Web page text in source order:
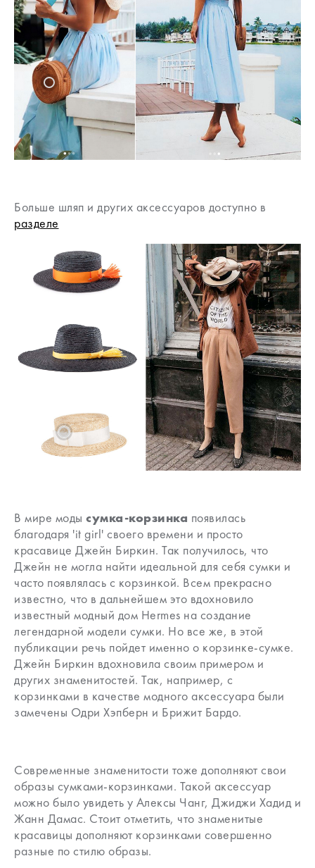
Больше шляп и других аксессуаров доступно в
разделе
В мире моды сумка-корзинка появилась
благодаря 'it girl' своего времени и просто
красавице Джейн Биркин. Так получилось, что
Джейн не могла найти идеальной для себя сумки и
часто появлялась с корзинкой. Всем прекрасно
известно, что в дальнейшем это вдохновило
известный модный дом Hermes на создание
легендарной модели сумки. Но все же, в этой
публикации речь пойдет именно о корзинке-сумке.
Джейн Биркин вдохновила своим примером и
других знаменитостей. Так, например, с
корзинками в качестве модного аксессуара были
замечены Одри Хэпберн и Брижит Бардо.
Современные знаменитости тоже дополняют свои
образы сумками-корзинками. Такой аксессуар
можно было увидеть у Алексы Чанг, Джиджи Хадид и
Жанн Дамас. Стоит отметить, что знаменитые
красавицы дополняют корзинками совершенно
разные по стилю образы.